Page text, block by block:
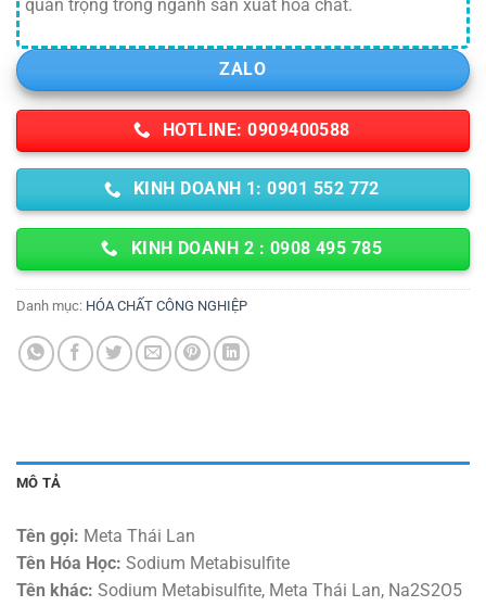
quan trọng trong ngành sản xuất hóa chất.
ZALO
HOTLINE: 0909400588
KINH DOANH 1: 0901 552 772
KINH DOANH 2 : 0908 495 785
Danh mục: HÓA CHẤT CÔNG NGHIỆP
MÔ TẢ
Tên gọi: Meta Thái Lan
Tên Hóa Học: Sodium Metabisulfite
Tên khác: Sodium Metabisulfite, Meta Thái Lan, Na2S2O5